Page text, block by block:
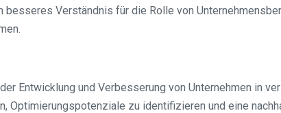
Verständnis für die Rolle von
Entwicklung und Verbesserung von Unternehmen in
Optimierungspotenziale zu identifizieren und eine